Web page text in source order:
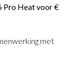
Pro Heat voor €
met